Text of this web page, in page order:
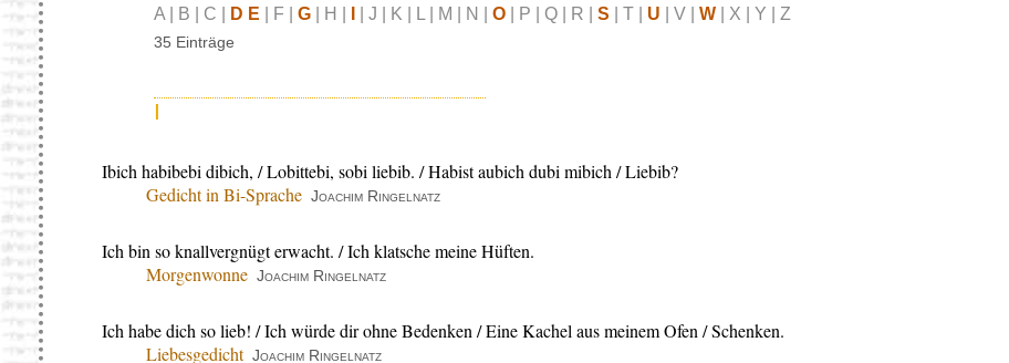
A | B | C | D E | F | G | H | | J | K | L | M | N | O | P | Q | R | S | T | U | V | W | X | Y | Z
35 Einträge
I
Ibich habibebi dibich, / Lobittebi, sobi liebib. / Habist aubich dubi mibich / Liebib?
Gedicht in Bi-Sprache Joachim Ringelnatz
Ich bin so knallvergnügt erwacht. / Ich klatsche meine Hüften.
Morgenwonne Joachim Ringelnatz
Ich habe dich so lieb! / Ich würde dir ohne Bedenken / Eine Kachel aus meinem Ofen / Schenken.
Liebesgedicht Joachim Ringelnatz